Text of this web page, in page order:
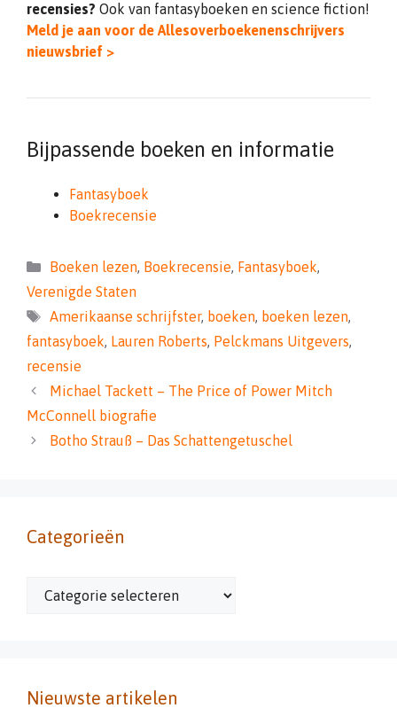
recensies? Ook van fantasyboeken en science fiction!
Meld je aan voor de Allesoverboekenenschrijvers
nieuwsbrief >
Bijpassende boeken en informatie
Fantasyboek
Boekrecensie
Categorieën
Boeken lezen, Boekrecensie, Fantasyboek,
Verenigde Staten
Tags
Amerikaanse schrijfster, boeken, boeken lezen,
fantasyboek, Lauren Roberts, Pelckmans Uitgevers,
recensie
Michael Tackett – The Price of Power Mitch
McConnell biografie
Botho Strauß – Das Schattengetuschel
Categorieën
Categorieën
Nieuwste artikelen